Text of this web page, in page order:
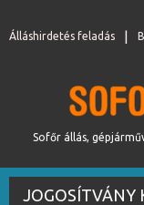
Álláshirdetés feladás
Sofőr állás,
JOGOSÍTVÁNY